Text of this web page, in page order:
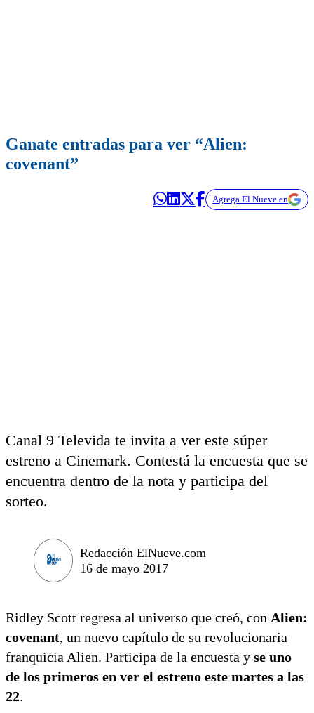
Ganate entradas para ver “Alien:
covenant”
Agrega El Nueve en
Canal 9 Televida te invita a ver este súper
estreno a Cinemark. Contestá la encuesta que se
encuentra dentro de la nota y participa del
sorteo.
Redacción ElNueve.com
16 de mayo 2017
Ridley Scott regresa al universo que creó, con Alien:
covenant, un nuevo capítulo de su revolucionaria
franquicia Alien. Participa de la encuesta y se uno
de los primeros en ver el estreno este martes a las
22.